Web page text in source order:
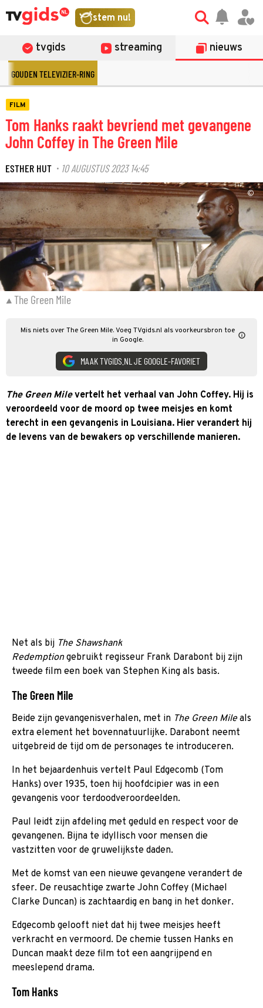
stem nu!
tvgids streaming nieuws
GOUDEN TELEVIZIER-RING
FILM
Tom Hanks raakt bevriend met gevangene
John Coffey in The Green Mile
ESTHER HUT · 10 AUGUSTUS 2023 14:45
©
The Green Mile
Mis niets over The Green Mile. Voeg TVgids.nl als voorkeursbron toe
in Google.
MAAK TVGIDS.NL JE GOOGLE-FAVORIET
The Green Milevertelt het verhaal van John Coffey. Hij is
veroordeeld voor de moord op twee meisjes en komt
terecht in een gevangenis in Louisiana. Hier verandert hij
de levens van de bewakers op verschillende manieren.
Net als bij The Shawshank
Redemptiongebruikt regisseur Frank Darabont bij zijn
tweede film een boek van Stephen King als basis.
The Green Mile
Beide zijn gevangenisverhalen, met in The Green Mileals
extra element het bovennatuurlijke. Darabont neemt
uitgebreid de tijd om de personages te introduceren.
In het bejaardenhuis vertelt Paul Edgecomb (Tom
Hanks) over 1935, toen hij hoofdcipier was in een
gevangenis voor terdoodveroordeelden.
Paul leidt zijn afdeling met geduld en respect voor de
gevangenen. Bijna te idyllisch voor mensen die
vastzitten voor de gruwelijkste daden.
Met de komst van een nieuwe gevangene verandert de
sfeer. De reusachtige zwarte John Coffey (Michael
Clarke Duncan) is zachtaardig en bang in het donker.
Edgecomb gelooft niet dat hij twee meisjes heeft
verkracht en vermoord. De chemie tussen Hanks en
Duncan maakt deze film tot een aangrijpend en
meeslepend drama.
Tom Hanks